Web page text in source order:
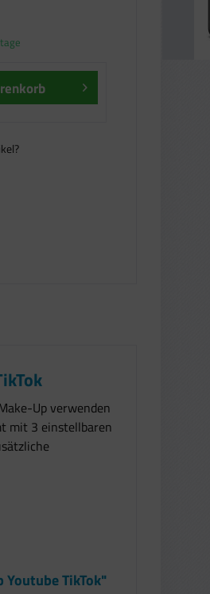
Up verwenden
mit 3 einstellbaren
TikTok"